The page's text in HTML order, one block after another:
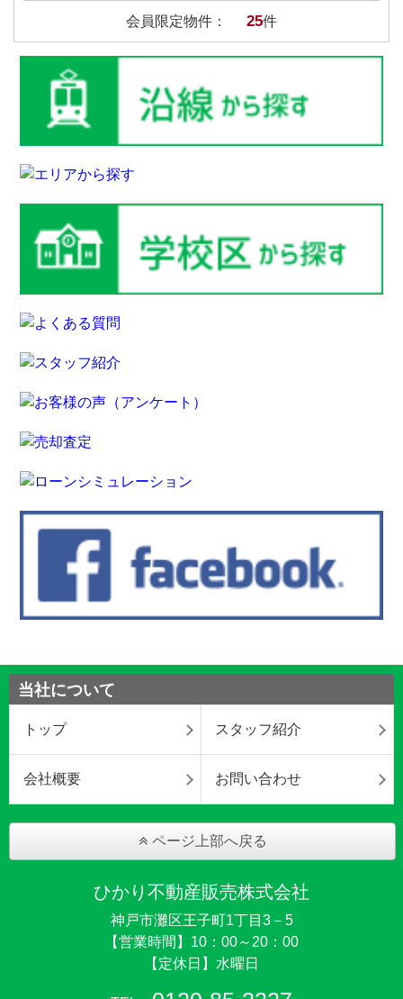
会員限定物件： 25件
当社について
トップ スタッフ紹介
会社概要 お問い合わせ
ページ上部へ戻る
ひかり不動産販売株式会社
神戸市灘区王子町1丁目3－5
【営業時間】10：00～20：00
【定休日】水曜日